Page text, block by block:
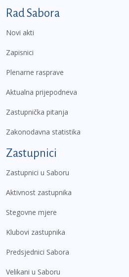
Podnožje prvi izbornik
Rad Sabora
Novi akti
Zapisnici
Plenarne rasprave
Aktualna prijepodneva
Zastupnička pitanja
Zakonodavna statistika
Zastupnici
Zastupnici u Saboru
Aktivnost zastupnika
Stegovne mjere
Klubovi zastupnika
Predsjednici Sabora
Velikani u Saboru